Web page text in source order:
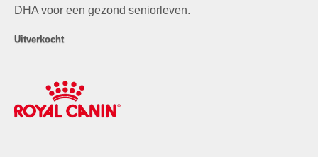
DHA voor een gezond seniorleven.
Uitverkocht